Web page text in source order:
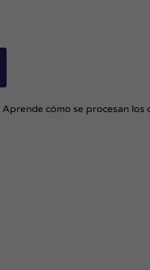
Aprende cómo se procesan los